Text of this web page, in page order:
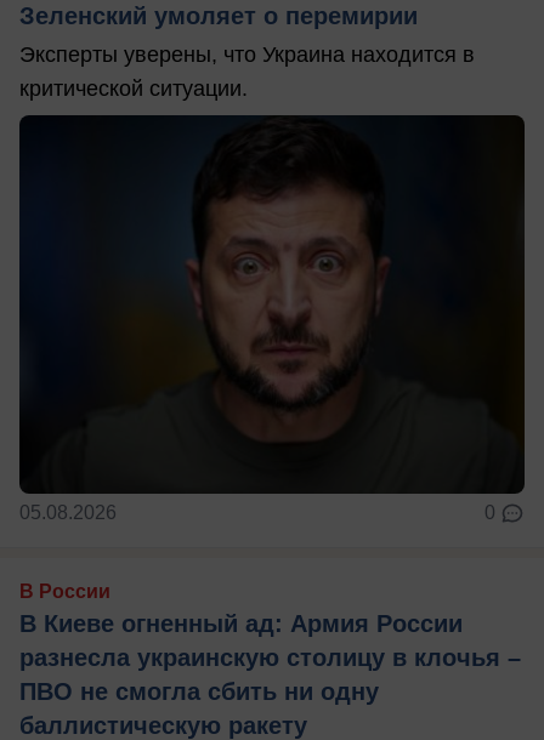
Зеленский умоляет о перемирии
Эксперты уверены, что Украина находится в
критической ситуации.
05.08.2026 0
В России
В Киеве огненный ад: Армия России
разнесла украинскую столицу в клочья –
ПВО не смогла сбить ни одну
баллистическую ракету